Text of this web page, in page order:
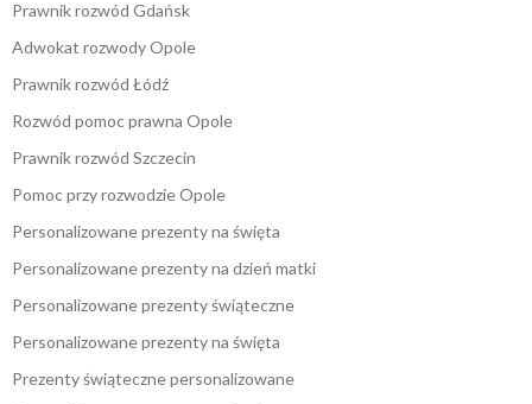
Prawnik rozwód Gdańsk
Adwokat rozwody Opole
Prawnik rozwód Łódź
Rozwód pomoc prawna Opole
Prawnik rozwód Szczecin
Pomoc przy rozwodzie Opole
Personalizowane prezenty na święta
Personalizowane prezenty na dzień matki
Personalizowane prezenty świąteczne
Personalizowane prezenty na święta
Prezenty świąteczne personalizowane